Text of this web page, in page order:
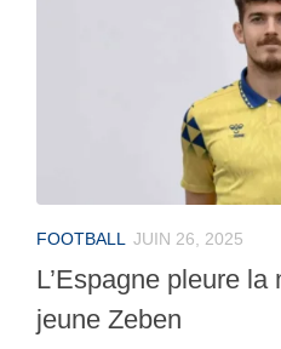
FOOTBALL JUIN 26, 2025
L’Espagne pleure la
jeune Zeben